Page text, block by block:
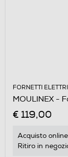
FORNETTI
MOULINEX -
€ 119,00
Acquisto
Ritiro in